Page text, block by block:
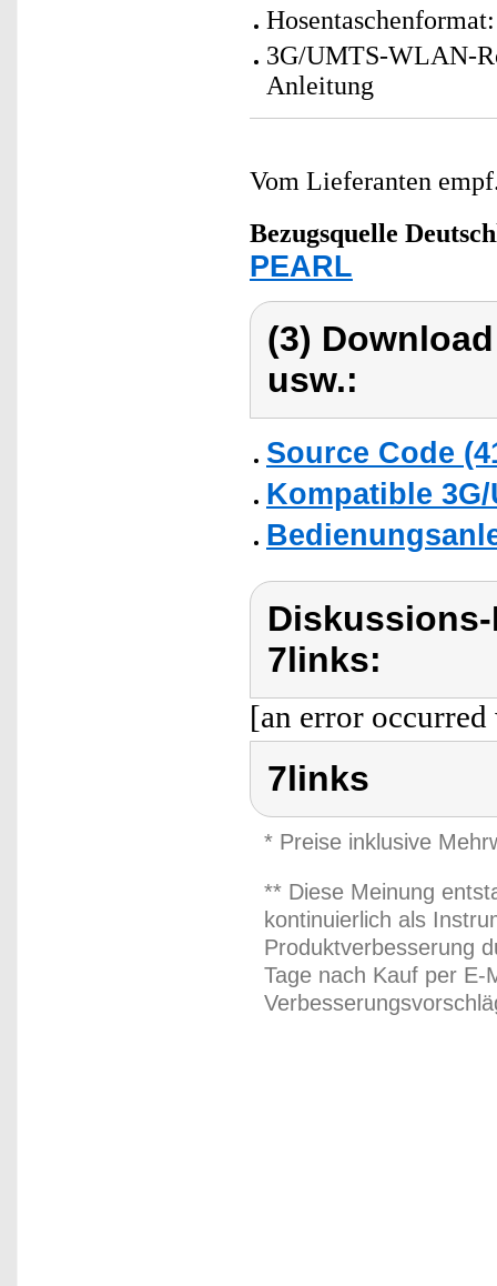
3G/UMTS-WLAN-
Anleitung
Vom Lieferanten
Bezugsquelle
PEARL
(3)
usw.:
Source Code
Kompatible
7links:
[an error
7links
* Preise inklusive
** Diese Meinung
kontinuierlich als
Produktverbesserung
Tage nach Kauf per E-